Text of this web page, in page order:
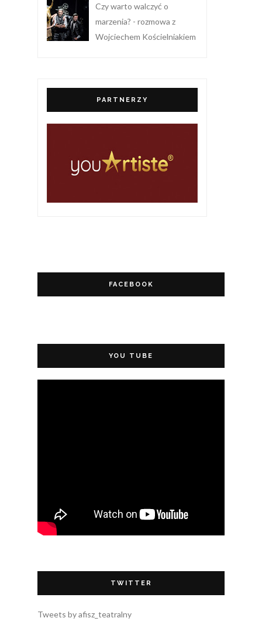
Czy warto walczyć o
marzenia? - rozmowa z
Wojciechem Kościelniakiem
PARTNERZY
FACEBOOK
YOU TUBE
TWITTER
Tweets by afisz_teatralny